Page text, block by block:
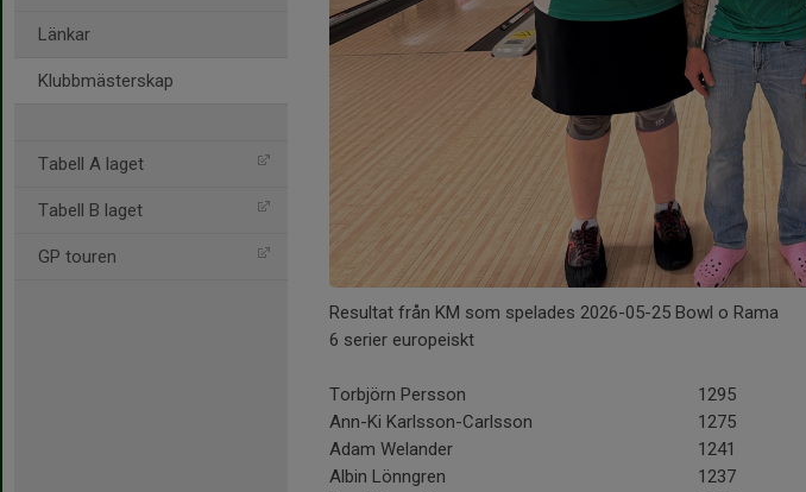
Länkar
Klubbmästerskap
Tabell A laget
Tabell B laget
GP touren
Resultat från KM som spelades 2026-05-25 Bowl o Rama
6 serier europeiskt
Torbjörn Persson
Ann-Ki Karlsson-Carlsson
Adam Welander
Albin Lönngren
1295
1275
1241
1237